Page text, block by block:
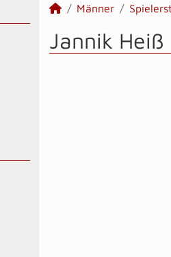
Männer
Jannik